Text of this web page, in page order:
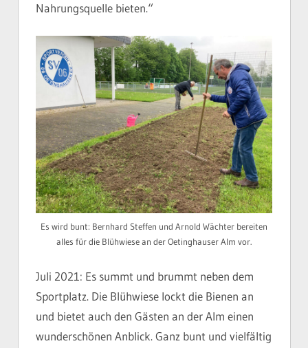
Nahrungsquelle bieten.“
Es wird bunt: Bernhard Steffen und Arnold Wächter bereiten
alles für die Blühwiese an der Oetinghauser Alm vor.
Juli 2021: Es summt und brummt neben dem
Sportplatz. Die Blühwiese lockt die Bienen an
und bietet auch den Gästen an der Alm einen
wunderschönen Anblick. Ganz bunt und vielfältig